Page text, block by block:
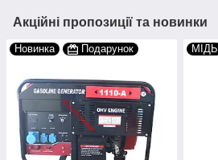
Акційні пропозиції та новинки
Новинка Подарунок МІДЬ